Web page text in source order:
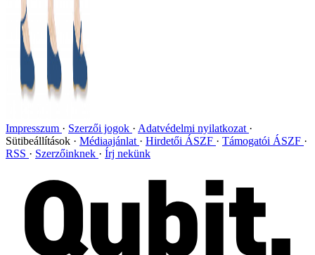
Impresszum Szerzői jogok
Adatvédelmi nyilatkozat
Sütibeállítások
Médiaajánlat Hirdetői ÁSZF
Támogatói ÁSZF
RSS
Szerzőinknek Írj nekünk